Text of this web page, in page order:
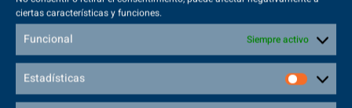
ciertas características y funciones.
Funcional Siempre activo
Estadísticas